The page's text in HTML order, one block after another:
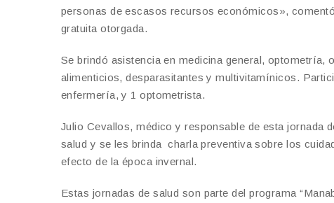
personas de escasos recursos económicos»,
gratuita otorgada.
Se brindó asistencia en medicina general,
alimenticios, desparasitantes y multivitamínicos.
enfermería, y 1 optometrista.
Julio Cevallos, médico y responsable de esta
salud y se les brinda charla preventiva sobre los
efecto de la época invernal.
Estas jornadas de salud son parte del programa